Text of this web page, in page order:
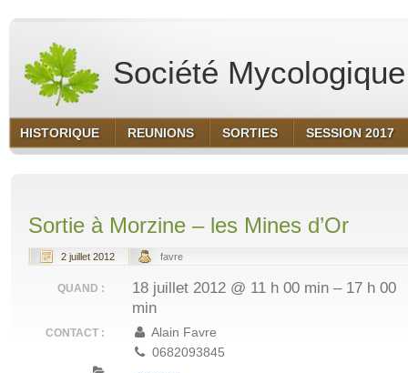
Société
HISTORIQUE REUNIONS SORTIES SESSION 2017
Sortie à Morzine – les Mines d’Or
2 juillet 2012 favre
QUAND :
18 juillet 2012 @ 11 h 00 min – 17 h 00
min
CONTACT :
Alain Favre
0682093845